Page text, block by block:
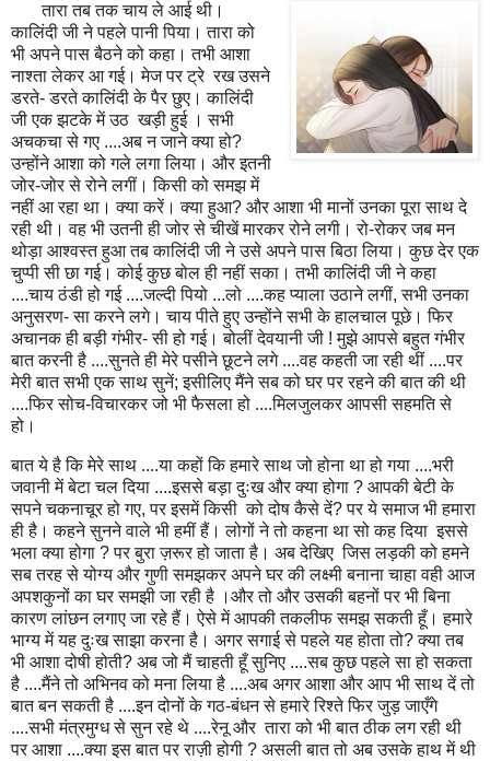
तारा तब तक चाय ले आई थी।
कालिंदी जी ने पहले पानी पिया। तारा को
भी अपने पास बैठने को कहा। तभी आशा
नाश्ता लेकर आ गई। मेज पर ट्रे रख उसने
डरते- डरते कालिंदी के पैर छुए। कालिंदी
जी एक झटके में उठ खड़ी हुई । सभी
अचकचा से गए ....अब न जाने क्या हो?
उन्होंने आशा को गले लगा लिया। और इतनी
जोर-जोर से रोने लगीं। किसी को समझ में
नहीं आ रहा था। क्या करें। क्या हुआ? और आशा भी मानों उनका पूरा साथ दे
रही थी। वह भी उतनी ही जोर से चीखें मारकर रोने लगी। रो-रोकर जब मन
थोड़ा आश्वस्त हुआ तब कालिंदी जी ने उसे अपने पास बिठा लिया। कुछ देर एक
चुप्पी सी छा गई। कोई कुछ बोल ही नहीं सका। तभी कालिंदी जी ने कहा
....चाय ठंडी हो गई ....जल्दी पियो ...लो ....कह प्याला उठाने लगीं, सभी उनका
अनुसरण- सा करने लगे। चाय पीते हुए उन्होंने सभी के हालचाल पूछे। फिर
अचानक ही बड़ी गंभीर- सी हो गई। बोलीं देवयानी जी ! मुझे आपसे बहुत गंभीर
बात करनी है ....सुनते ही मेरे पसीने छूटने लगे ....वह कहती जा रही थीं ....पर
मेरी बात सभी एक साथ सुनें; इसीलिए मैंने सब को घर पर रहने की बात की थी
....फिर सोच-विचारकर जो भी फैसला हो ....मिलजुलकर आपसी सहमति से
हो।
बात ये है कि मेरे साथ ....या कहों कि हमारे साथ जो होना था हो गया ....भरी
जवानी में बेटा चल दिया ....इससे बड़ा दुःख और क्या होगा ? आपकी बेटी के
सपने चकनाचूर हो गए, पर इसमें किसी को दोष कैसे दें? पर ये समाज भी हमारा
ही है। कहने सुनने वाले भी हमीं हैं। लोगों ने तो कहना था सो कह दिया इससे
भला क्या होगा ? पर बुरा ज़रूर हो जाता है। अब देखिए जिस लड़की को हमने
सब तरह से योग्य और गुणी समझकर अपने घर की लक्ष्मी बनाना चाहा वही आज
अपशकुनों का घर समझी जा रही है ।और तो और उसकी बहनों पर भी बिना
कारण लांछन लगाए जा रहे हैं। ऐसे में आपकी तकलीफ समझ सकती हूँ। हमारे
भाग्य में यह दुःख साझा करना है। अगर सगाई से पहले यह होता तो? क्या तब
भी आशा दोषी होती? अब जो मैं चाहती हूँ सुनिए ....सब कुछ पहले सा हो सकता
है ....मैंने तो अभिनव को मना लिया है ....अब अगर आशा और आप भी साथ दें तो
बात बन सकती है ....इन दोनों के गठ-बंधन से हमारे रिश्ते फिर जुड़ जाएँगे
....सभी मंत्रमुग्ध से सुन रहे थे ....रेनू और तारा को भी बात ठीक लग रही थी
पर आशा ....क्या इस बात पर राज़ी होगी ? असली बात तो अब उसके हाथ में थी